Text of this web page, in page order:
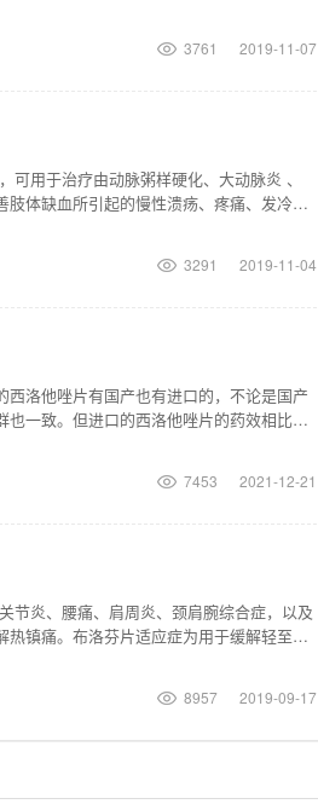
3761 2019-11-07
用于治疗由动脉粥样硬化、大动脉炎 、
体缺血所引起的慢性溃疡、疼痛、发冷及
3291 2019-11-04
洛他唑片有国产也有进口的，不论是国产
一致。但进口的西洛他唑片的药效相比国
7453 2021-12-21
节炎、腰痛、肩周炎、颈肩腕综合症，以及
镇痛。布洛芬片适应症为用于缓解轻至中
8957 2019-09-17